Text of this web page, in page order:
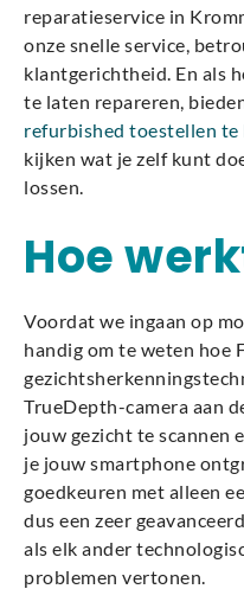
reparatieservice in
onze snelle service,
klantgerichtheid. En als
te laten repareren,
refurbished toestellen te
kijken wat je zelf kunt
lossen.
Hoe
Voordat we ingaan op
handig om te weten hoe
TrueDepth-camera aan
jouw gezicht te scannen
je jouw smartphone
goedkeuren met alleen
dus een zeer
als elk ander
problemen vertonen.